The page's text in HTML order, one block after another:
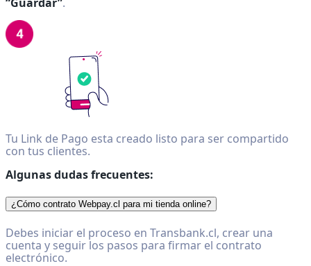
Tu Link de Pago esta creado listo para ser compartido
con tus clientes.
Algunas dudas frecuentes:
¿Cómo contrato Webpay.cl para mi tienda online?
Debes iniciar el proceso en Transbank.cl, crear una
cuenta y seguir los pasos para firmar el contrato
electrónico.